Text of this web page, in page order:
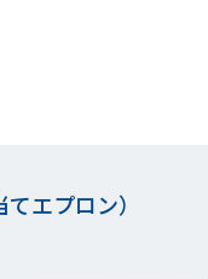
エプロン）